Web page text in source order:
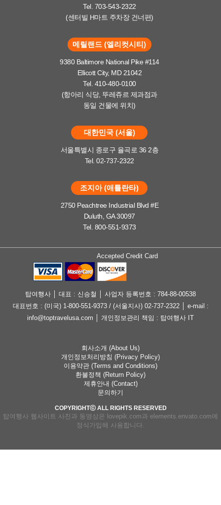
Tel. 703-543-2322
(센터빌 H마트 주차장 건너편)
메릴랜드 (엘리컷시티)
9380 Baltimore National Pike #114
Ellicott City, MD 21042
Tel. 410-480-0100
(항아리 식당, 뚜레쥬르 제과점과
동일 건물에 위치)
대한민국 (서울)
서울특별시 종로구 율곡로 36 2층
Tel. 02-737-2322
조지아 (애틀란타)
2750 Peachtree Industrial Blvd #E
Duluth, GA 30097
Tel. 800-551-9373
Accepted Credit Card
탑여행사 │ 대표 : 신승철 │ 사업자 등록번호 : 784-88-00538
대표번호 : (미국) 1-800-551-9373 / (서울지사) 02-737-2322 │ e-mail :
info@toptravelusa.com │ 개인정보관리 책임 : 탑여행사 IT
회사소개 (About Us)
개인정보처리방침 (Privacy Policy)
이용약관 (Terms and Conditions)
환불정책 (Return Policy)
제휴안내 (Contact)
문의하기
COPYRIGHTⓒ ALL RIGHTS RESERVED
탑여행사 웹사이트 사진과 동영상은 lovepik.com과 elements.envato.com에
정식가입해 사용합니다.